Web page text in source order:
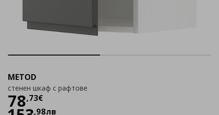
METOD
стенен шкаф с рафтове
78,73€
Цена
,98лв